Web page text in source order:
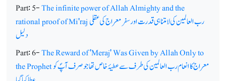
Part: 5-The infinite power of Allah Almighty and the
rational proof of Mi'rajرب العالمین کی لامتناہی قدرت اور سفر معراج کی عقلی
دلیل
Part: 6-The Reward of 'Meraj' Was Given by Allah Only to
the Prophetمعراج کا انعام رب العالمین کی طرف سے عطیۂ خاص تھا جو صرف آپؐ کو